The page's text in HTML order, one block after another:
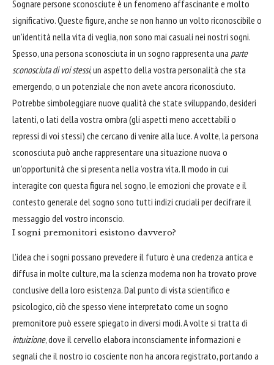
Sognare persone sconosciute è un fenomeno affascinante e molto
significativo. Queste figure, anche se non hanno un volto riconoscibile o
un'identità nella vita di veglia, non sono mai casuali nei nostri sogni.
Spesso, una persona sconosciuta in un sogno rappresenta una parte
sconosciuta di voi stessi, un aspetto della vostra personalità che sta
emergendo, o un potenziale che non avete ancora riconosciuto.
Potrebbe simboleggiare nuove qualità che state sviluppando, desideri
latenti, o lati della vostra ombra (gli aspetti meno accettabili o
repressi di voi stessi) che cercano di venire alla luce. A volte, la persona
sconosciuta può anche rappresentare una situazione nuova o
un'opportunità che si presenta nella vostra vita. Il modo in cui
interagite con questa figura nel sogno, le emozioni che provate e il
contesto generale del sogno sono tutti indizi cruciali per decifrare il
messaggio del vostro inconscio.
I sogni premonitori esistono davvero?
L'idea che i sogni possano prevedere il futuro è una credenza antica e
diffusa in molte culture, ma la scienza moderna non ha trovato prove
conclusive della loro esistenza. Dal punto di vista scientifico e
psicologico, ciò che spesso viene interpretato come un sogno
premonitore può essere spiegato in diversi modi. A volte si tratta di
intuizione, dove il cervello elabora inconsciamente informazioni e
segnali che il nostro io cosciente non ha ancora registrato, portando a